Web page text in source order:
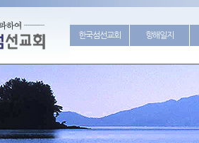
한국섬선교회 항해일지